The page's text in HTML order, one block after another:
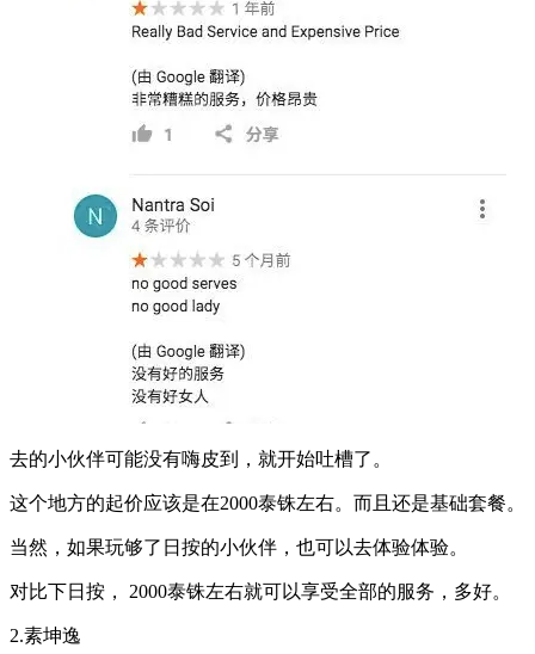
去的小伙伴可能没有嗨皮到，就开始吐槽了。
这个地方的起价应该是在2000泰铢左右。而且还是基础套餐。
当然，如果玩够了日按的小伙伴，也可以去体验体验。
对比下日按， 2000泰铢左右就可以享受全部的服务，多好。
2.素坤逸